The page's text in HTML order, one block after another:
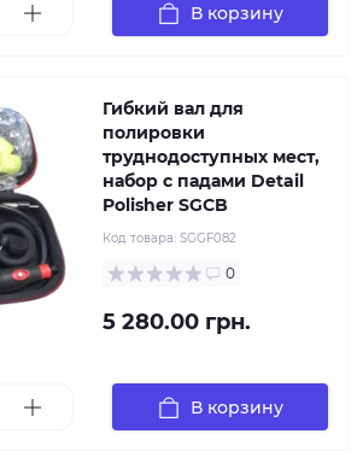
В корзину
Гибкий вал для
полировки
труднодоступных мест,
набор с падами Detail
Polisher SGCB
Код товара: SGGF082
0
5 280.00 грн.
В корзину